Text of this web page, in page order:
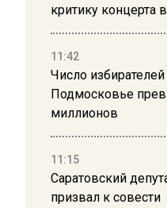
критику концерта
11:42
Число
Подмосковье
миллионов
11:15
Саратовский
призвал к совести